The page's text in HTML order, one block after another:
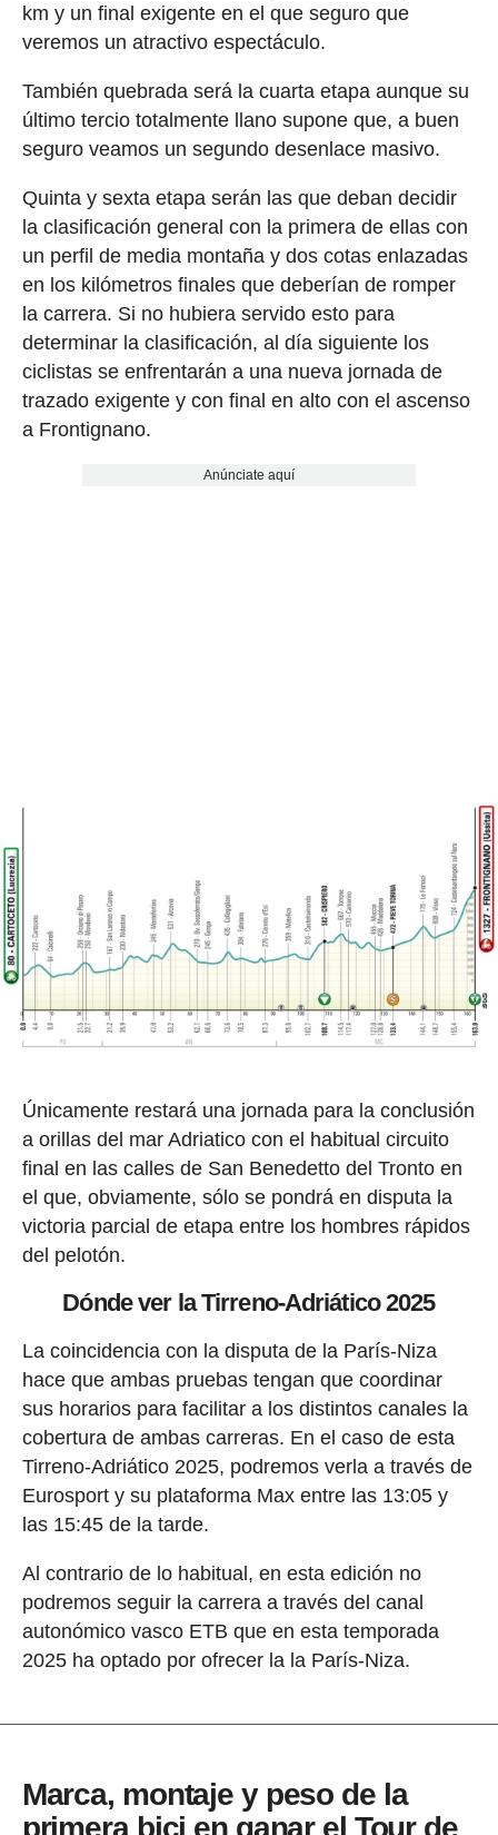
km y un final exigente en el que seguro que
veremos un atractivo espectáculo.
También quebrada será la cuarta etapa aunque su
último tercio totalmente llano supone que, a buen
seguro veamos un segundo desenlace masivo.
Quinta y sexta etapa serán las que deban decidir
la clasificación general con la primera de ellas con
un perfil de media montaña y dos cotas enlazadas
en los kilómetros finales que deberían de romper
la carrera. Si no hubiera servido esto para
determinar la clasificación, al día siguiente los
ciclistas se enfrentarán a una nueva jornada de
trazado exigente y con final en alto con el ascenso
a Frontignano.
Anúnciate aquí
Únicamente restará una jornada para la conclusión
a orillas del mar Adriatico con el habitual circuito
final en las calles de San Benedetto del Tronto en
el que, obviamente, sólo se pondrá en disputa la
victoria parcial de etapa entre los hombres rápidos
del pelotón.
Dónde ver la Tirreno-Adriático 2025
La coincidencia con la disputa de la París-Niza
hace que ambas pruebas tengan que coordinar
sus horarios para facilitar a los distintos canales la
cobertura de ambas carreras. En el caso de esta
Tirreno-Adriático 2025, podremos verla a través de
Eurosport y su plataforma Max entre las 13:05 y
las 15:45 de la tarde.
Al contrario de lo habitual, en esta edición no
podremos seguir la carrera a través del canal
autonómico vasco ETB que en esta temporada
2025 ha optado por ofrecer la la París-Niza.
Marca, montaje y peso de la
primera bici en ganar el Tour de